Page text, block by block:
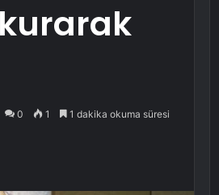
kurarak
0 1 1 dakika okuma süresi